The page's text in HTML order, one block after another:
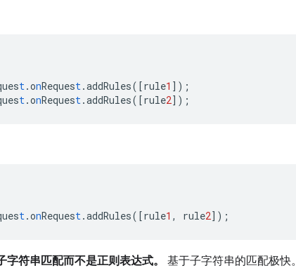
t.onRequest.addRules( [rule1 ] );
t.onRequest.addRules( [rule2] );
t.onRequest.addRules( [rule1 , rule2] );
字符串匹配而不是正则表达式。 基于子字符串的匹配极快。